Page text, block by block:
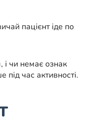
пацієнт іде по
чи немає ознак
під час активності.